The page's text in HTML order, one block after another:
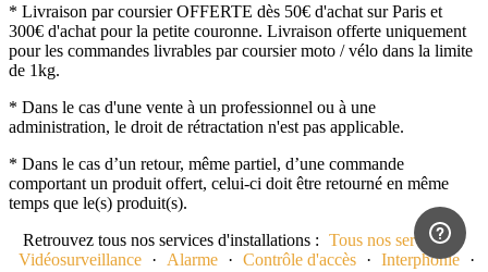
* Livraison par coursier OFFERTE dès 50€ d'achat sur Paris et
300€ d'achat pour la petite couronne. Livraison offerte uniquement
pour les commandes livrables par coursier moto / vélo dans la limite
de 1kg.
* Dans le cas d'une vente à un professionnel ou à une
administration, le droit de rétractation n'est pas applicable.
* Dans le cas d’un retour, même partiel, d’une commande
comportant un produit offert, celui-ci doit être retourné en même
temps que le(s) produit(s).
Retrouvez tous nos services d'installations : Tous nos services
·
Vidéosurveillance · Alarme · Contrôle d'accès · Interphonie ·